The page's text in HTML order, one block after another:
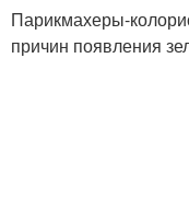
Парикмахеры-
причин появления